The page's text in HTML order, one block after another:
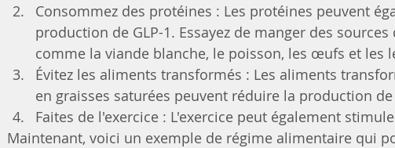
Consommez des protéines : Les protéines peuvent
production de GLP-1. Essayez de manger des
comme la viande blanche, le poisson, les œufs et les
Évitez les aliments transformés : Les aliments
en graisses saturées peuvent réduire la production de
Faites de l'exercice : L'exercice peut également
Maintenant, voici un exemple de régime alimentaire qui